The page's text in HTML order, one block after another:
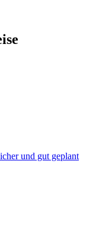
und gut geplant